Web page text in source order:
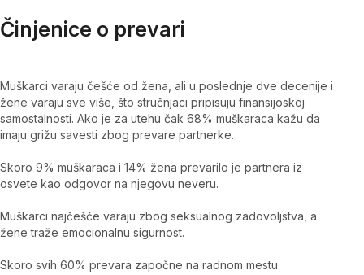
Činjenice o prevari
Muškarci varaju češće od žena, ali u poslednje dve decenije i
žene varaju sve više, što stručnjaci pripisuju finansijoskoj
samostalnosti. Ako je za utehu čak 68% muškaraca kažu da
imaju grižu savesti zbog prevare partnerke.
Skoro 9% muškaraca i 14% žena prevarilo je partnera iz
osvete kao odgovor na njegovu neveru.
Muškarci najčešće varaju zbog seksualnog zadovoljstva, a
žene traže emocionalnu sigurnost.
Skoro svih 60% prevara započne na radnom mestu.